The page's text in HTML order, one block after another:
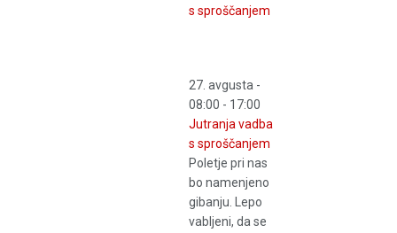
s sproščanjem
27. avgusta -
08:00 - 17:00
Jutranja vadba
s sproščanjem
Poletje pri nas
bo namenjeno
gibanju. Lepo
vabljeni, da se